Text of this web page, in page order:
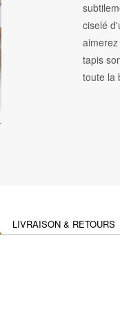
ciselé
tapis
toute la
LIVRAISON & RETOURS